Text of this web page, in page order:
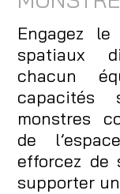
Engagez
spatiaux
chacun
capacités
monstres
de
efforcez de
supporter